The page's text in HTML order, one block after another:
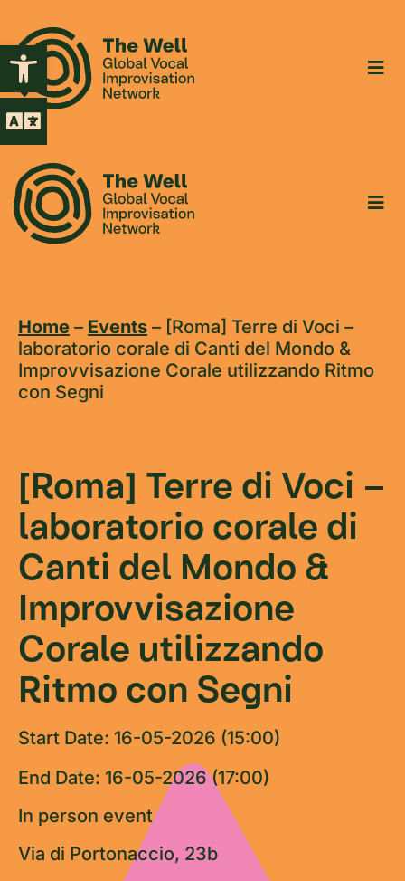
Open toolbar
Home – Events – [Roma] Terre di Voci –
laboratorio corale di Canti del Mondo &
Improvvisazione Corale utilizzando Ritmo
con Segni
[Roma] Terre di Voci –
laboratorio corale di
Canti del Mondo &
Improvvisazione
Corale utilizzando
Ritmo con Segni
Start Date: 16-05-2026 (15:00)
End Date: 16-05-2026 (17:00)
In person event
Via di Portonaccio, 23b